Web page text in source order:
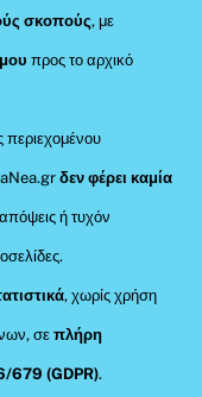
σκοπούς, με
προς το αρχικό
περιεχομένου
δεν φέρει καμία
απόψεις ή τυχόν
, χωρίς χρήση
σεπλήρη
679 (GDPR).